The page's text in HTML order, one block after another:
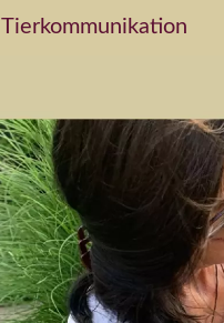
Tierkommunikation